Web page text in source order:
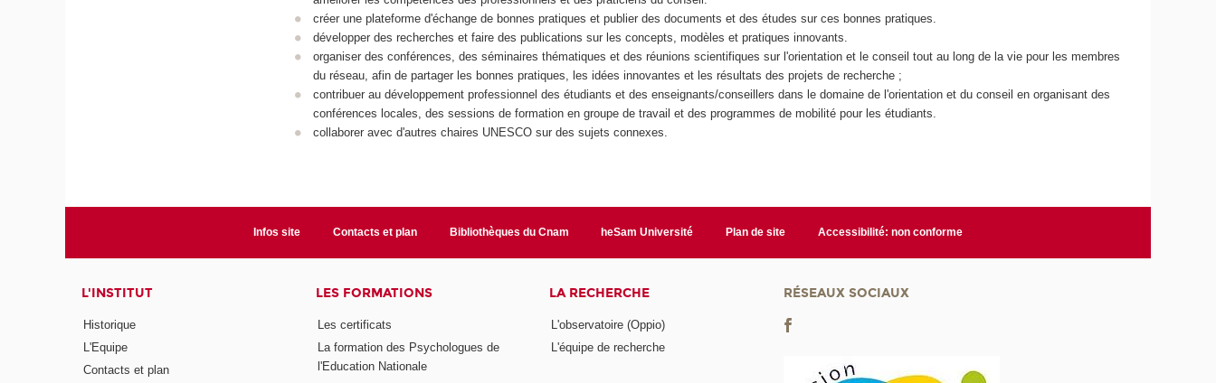
créer une plateforme d'échange de bonnes pratiques et publier des documents et des études sur ces bonnes pratiques.
développer des recherches et faire des publications sur les concepts, modèles et pratiques innovants.
organiser des conférences, des séminaires thématiques et des réunions scientifiques sur l'orientation et le conseil tout au long de la vie pour les membres
du réseau, afin de partager les bonnes pratiques, les idées innovantes et les résultats des projets de recherche ;
contribuer au développement professionnel des étudiants et des enseignants/conseillers dans le domaine de l'orientation et du conseil en organisant des
conférences locales, des sessions de formation en groupe de travail et des programmes de mobilité pour les étudiants.
collaborer avec d'autres chaires UNESCO sur des sujets connexes.
Infos site Contacts et plan Bibliothèques du Cnam heSam Université Plan de site Accessibilité: non conforme
L'INSTITUT
Historique
L'Equipe
Contacts et plan
LES FORMATIONS
Les certificats
La formation des Psychologues de
l'Education Nationale
LA RECHERCHE
L'observatoire (Oppio)
L'équipe de recherche
RÉSEAUX SOCIAUX